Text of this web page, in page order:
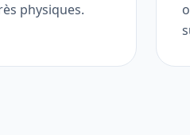
physiques.